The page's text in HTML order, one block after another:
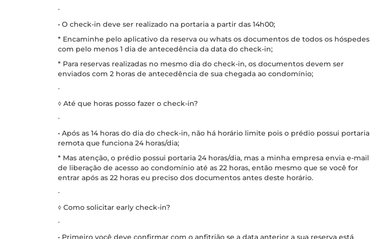
∙
• O check-in deve ser realizado na portaria a partir das 14h00;
* Encaminhe pelo aplicativo da reserva ou whats os documentos de todos os hóspedes
com pelo menos 1 dia de antecedência da data do check-in;
* Para reservas realizadas no mesmo dia do check-in, os documentos devem ser
enviados com 2 horas de antecedência de sua chegada ao condomínio;
∙
◊ Até que horas posso fazer o check-in?
∙
• Após as 14 horas do dia do check-in, não há horário limite pois o prédio possui portaria
remota que funciona 24 horas/dia;
* Mas atenção, o prédio possui portaria 24 horas/dia, mas a minha empresa envia e-mail
de liberação de acesso ao condomínio até as 22 horas, então mesmo que se você for
entrar após as 22 horas eu preciso dos documentos antes deste horário.
∙
◊ Como solicitar early check-in?
∙
• Primeiro você deve confirmar com o anfitrião se a data anterior a sua reserva está